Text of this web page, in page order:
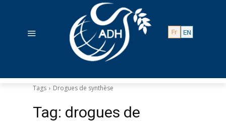
Tags Drogues de synthèse
Tag: drogues de